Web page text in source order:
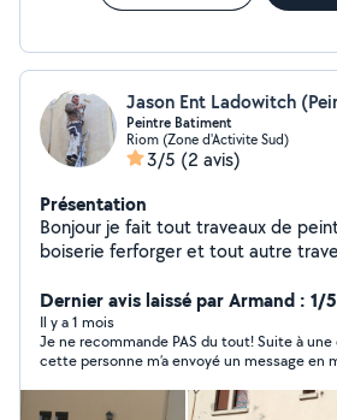
Jason Ent Ladowitch
Peintre Batiment
Riom (Zone d'Activite Sud)
3/5 (2 avis)
Présentation
Bonjour je fait tout traveaux de
boiserie ferforger et tout autre
Dernier avis laissé par Armand : 1/5
Il y a 1 mois
Je ne recommande PAS du tout! Suite à
cette personne m’a envoyé un message en
avec quelqu’un d’autre. Je vous déconseille